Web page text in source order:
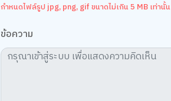
กำหนดไฟล์รูป jpg, png, gif ขนาดไม่เกิน 5 MB เท่านั้น
ข้อความ